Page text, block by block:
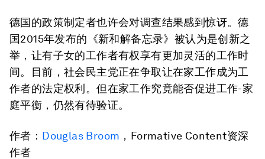
德国的政策制定者也许会对调查结果感到惊讶。德
国2015年发布的《新和解备忘录》被认为是创新之
举，让有子女的工作者有权享有更加灵活的工作时
间。目前，社会民主党正在争取让在家工作成为工
作者的法定权利。但在家工作究竟能否促进工作-家
庭平衡，仍然有待验证。
作者： Douglas Broom ，Formative Content资深
作者